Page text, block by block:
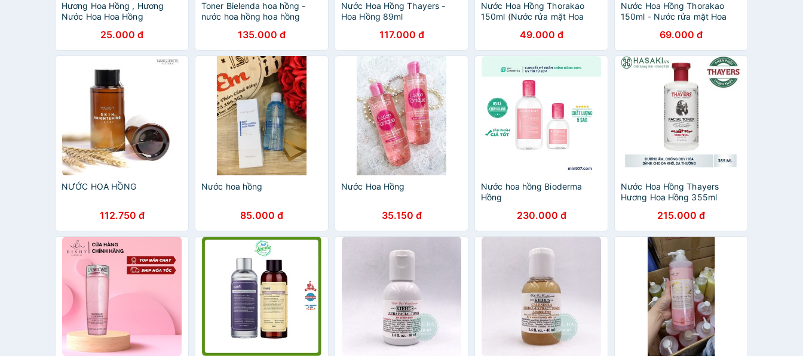
Hương Hoa Hồng , Hương
Nước Hoa Hoa Hồng
25.000 đ
Toner Bielenda hoa hồng -
nước hoa hồng hoa hồng
135.000 đ
Nước Hoa Hồng Thayers -
Hoa Hồng 89ml
117.000 đ
Nước Hoa Hồng Thorakao
150ml (Nước rửa mặt Hoa
49.000 đ
Nước Hoa Hồng Thorakao
150ml - Nước rửa mặt Hoa
69.000 đ
NƯỚC HOA HỒNG
112.750 đ
Nước hoa hồng
85.000 đ
Nước Hoa Hồng
35.150 đ
Nước hoa hồng Bioderma
Hồng
230.000 đ
Nước Hoa Hồng Thayers
Hương Hoa Hồng 355ml
215.000 đ